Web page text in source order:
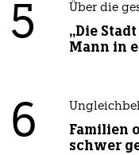
5 Über die
„Die
Mann in
6
Familien
schwer